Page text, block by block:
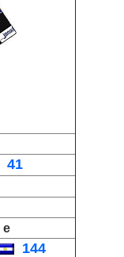
41
e
144